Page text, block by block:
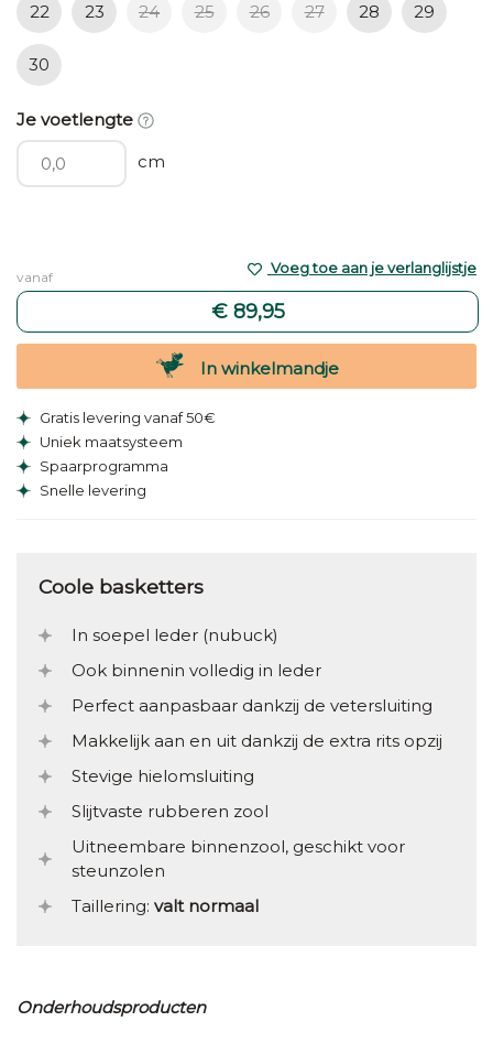
22 23 24 25 26 27 28 29
30
Je voetlengte
cm
vanaf
€ 89,95
Voeg toe aan je verlanglijstje
In winkelmandje
Gratis levering vanaf 50€
Uniek maatsysteem
Spaarprogramma
Snelle levering
Coole basketters
In soepel leder (nubuck)
Ook binnenin volledig in leder
Perfect aanpasbaar dankzij de vetersluiting
Makkelijk aan en uit dankzij de extra rits opzij
Stevige hielomsluiting
Slijtvaste rubberen zool
Uitneembare binnenzool, geschikt voor
steunzolen
Taillering: valt normaal
Onderhoudsproducten